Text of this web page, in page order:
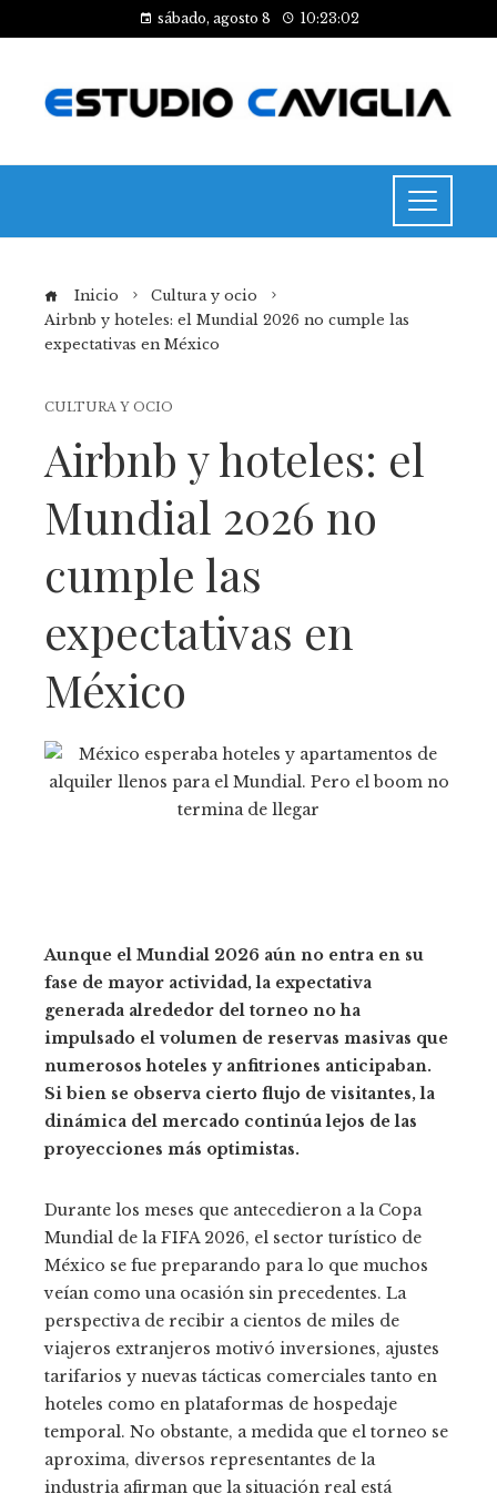
sábado, agosto 8 10:23:03
Inicio
Cultura y ocio
Airbnb y hoteles: el Mundial 2026 no cumple las
expectativas en México
CULTURA Y OCIO
Airbnb y hoteles: el
Mundial 2026 no
cumple las
expectativas en
México
Aunque el Mundial 2026 aún no entra en su
fase de mayor actividad, la expectativa
generada alrededor del torneo no ha
impulsado el volumen de reservas masivas que
numerosos hoteles y anfitriones anticipaban.
Si bien se observa cierto flujo de visitantes, la
dinámica del mercado continúa lejos de las
proyecciones más optimistas.
Durante los meses que antecedieron a la Copa
Mundial de la FIFA 2026, el sector turístico de
México se fue preparando para lo que muchos
veían como una ocasión sin precedentes. La
perspectiva de recibir a cientos de miles de
viajeros extranjeros motivó inversiones, ajustes
tarifarios y nuevas tácticas comerciales tanto en
hoteles como en plataformas de hospedaje
temporal. No obstante, a medida que el torneo se
aproxima, diversos representantes de la
industria afirman que la situación real está